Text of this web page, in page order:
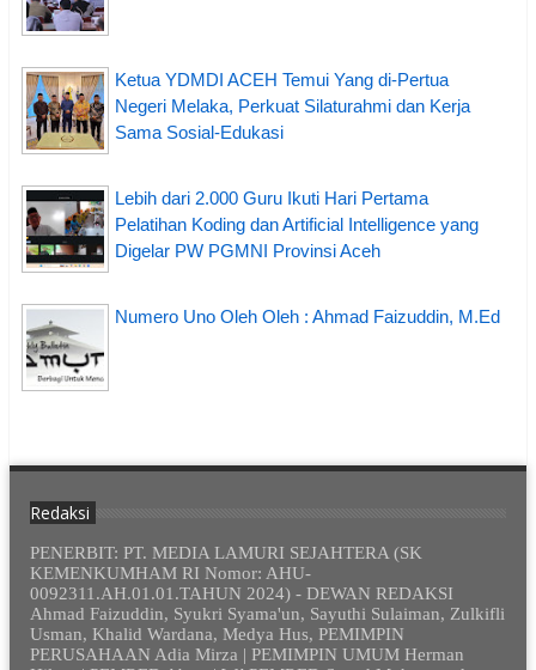
Ketua YDMDI ACEH Temui Yang di-Pertua
Negeri Melaka, Perkuat Silaturahmi dan Kerja
Sama Sosial-Edukasi
Lebih dari 2.000 Guru Ikuti Hari Pertama
Pelatihan Koding dan Artificial Intelligence yang
Digelar PW PGMNI Provinsi Aceh
Numero Uno Oleh Oleh : Ahmad Faizuddin, M.Ed
Redaksi
PENERBIT: PT. MEDIA LAMURI SEJAHTERA (SK
KEMENKUMHAM RI Nomor: AHU-
0092311.AH.01.01.TAHUN 2024) - DEWAN REDAKSI
Ahmad Faizuddin, Syukri Syama'un, Sayuthi Sulaiman, Zulkifli
Usman, Khalid Wardana, Medya Hus, PEMIMPIN
PERUSAHAAN Adia Mirza | PEMIMPIN UMUM Herman